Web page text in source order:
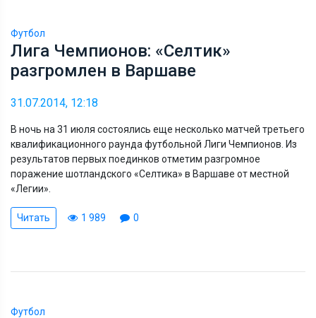
Футбол
Лига Чемпионов: «Селтик»
разгромлен в Варшаве
31.07.2014, 12:18
В ночь на 31 июля состоялись еще несколько матчей третьего
квалификационного раунда футбольной Лиги Чемпионов. Из
результатов первых поединков отметим разгромное
поражение шотландского «Селтика» в Варшаве от местной
«Легии».
Читать 1 989 0
Футбол